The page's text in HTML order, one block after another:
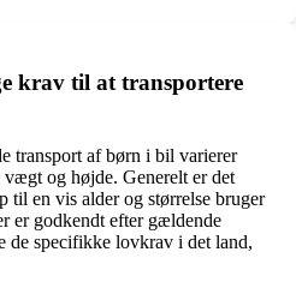
krav til at transportere
transport af børn i bil varierer
og højde. Generelt er det
til en vis alder og størrelse bruger
er godkendt efter gældende
de specifikke lovkrav i det land,